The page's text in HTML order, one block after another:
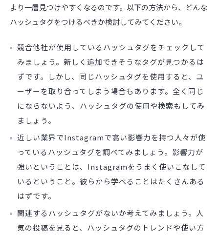
より一層見つけやすくなるのです。以下の方法から、どんな
ハッシュタグをつけるべきか検討してみてください。
競合他社が使用しているハッシュタグをチェックして
みましょう。新しく追加できそうなタグが見つかるは
ずです。しかし、同じハッシュタグを使用すると、ユ
ーザーを取り合ってしまう場合もあります。全く同じ
にならないよう、ハッシュタグの使用や検索もしてみ
ましょう。
近しい業界でInstagramで高い影響力を持つ人々が使
っているハッシュタグを調べてみましょう。影響力が
強いということは、Instagramをうまく使いこなして
いるということ。彼らから学べることはたくさんある
はずです。
関連するハッシュタグがないか考えてみましょう。人
気の投稿を見ると、ハッシュタグのトレンドや使い方